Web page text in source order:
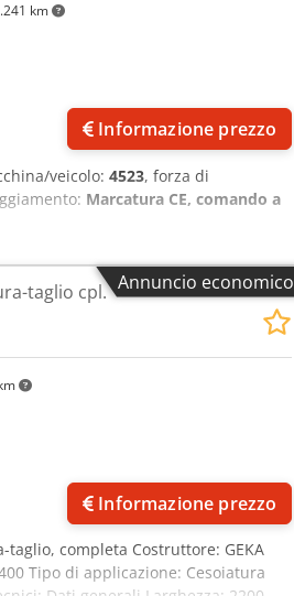
km
Informazione prezzo
veicolo: 4523, forza di
Marcatura CE, comando a
Annuncio economico
taglio cpl.
Informazione prezzo
completa Costruttore: GEKA
Tipo di applicazione: Cesoiatura